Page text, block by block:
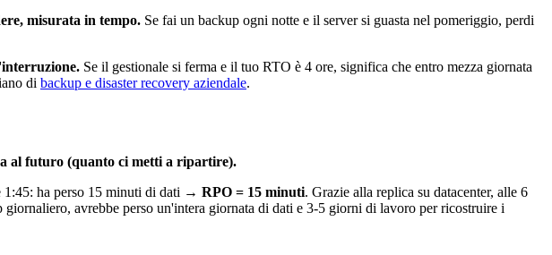
misurata in tempo. Se fai un backup ogni notte e il server si guasta nel pomeriggio, perdi
Se il gestionale si ferma e il tuo RTO è 4 ore, significa che entro mezza giornata
di backup e disaster recovery aziendale.
al futuro (quanto ci metti a ripartire).
1:45: ha perso 15 minuti di dati → RPO = 15 minuti. Grazie alla replica su datacenter, alle 6
giornaliero, avrebbe perso un'intera giornata di dati e 3-5 giorni di lavoro per ricostruire i